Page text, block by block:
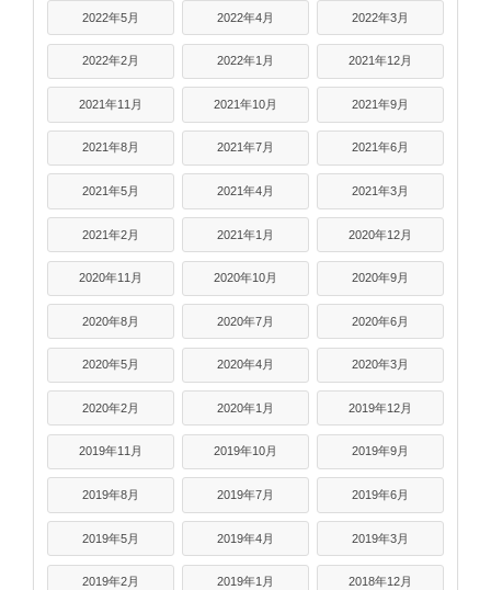
2022年5月 2022年4月 2022年3月
2022年2月 2022年1月 2021年12月
2021年11月 2021年10月 2021年9月
2021年8月 2021年7月 2021年6月
2021年5月 2021年4月 2021年3月
2021年2月 2021年1月 2020年12月
2020年11月 2020年10月 2020年9月
2020年8月 2020年7月 2020年6月
2020年5月 2020年4月 2020年3月
2020年2月 2020年1月 2019年12月
2019年11月 2019年10月 2019年9月
2019年8月 2019年7月 2019年6月
2019年5月 2019年4月 2019年3月
2019年2月 2019年1月 2018年12月